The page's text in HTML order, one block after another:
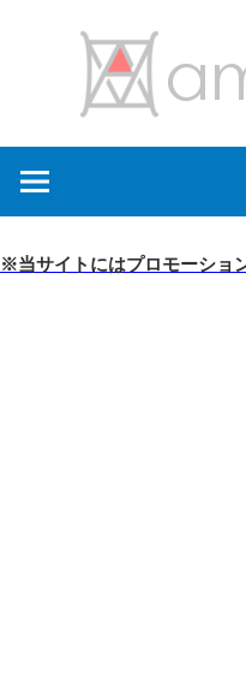
キ
を
→
※当サイトにはプロモーショ